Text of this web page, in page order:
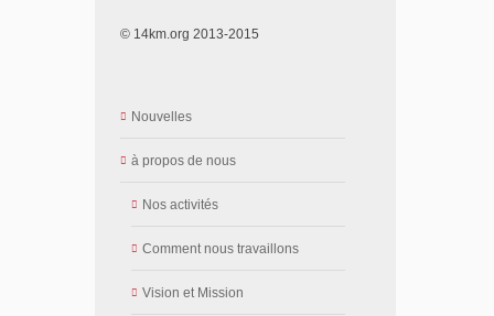
© 14km.org 2013-2015
Nouvelles
à propos de nous
Nos activités
Comment nous travaillons
Vision et Mission